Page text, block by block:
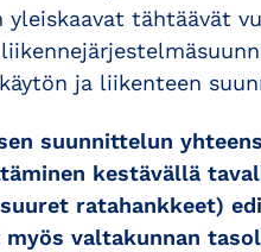
yleiskaavat tähtäävät
ja liikenteen
suunnittelun
kestävällä
ratahankkeet)
valtakunnan